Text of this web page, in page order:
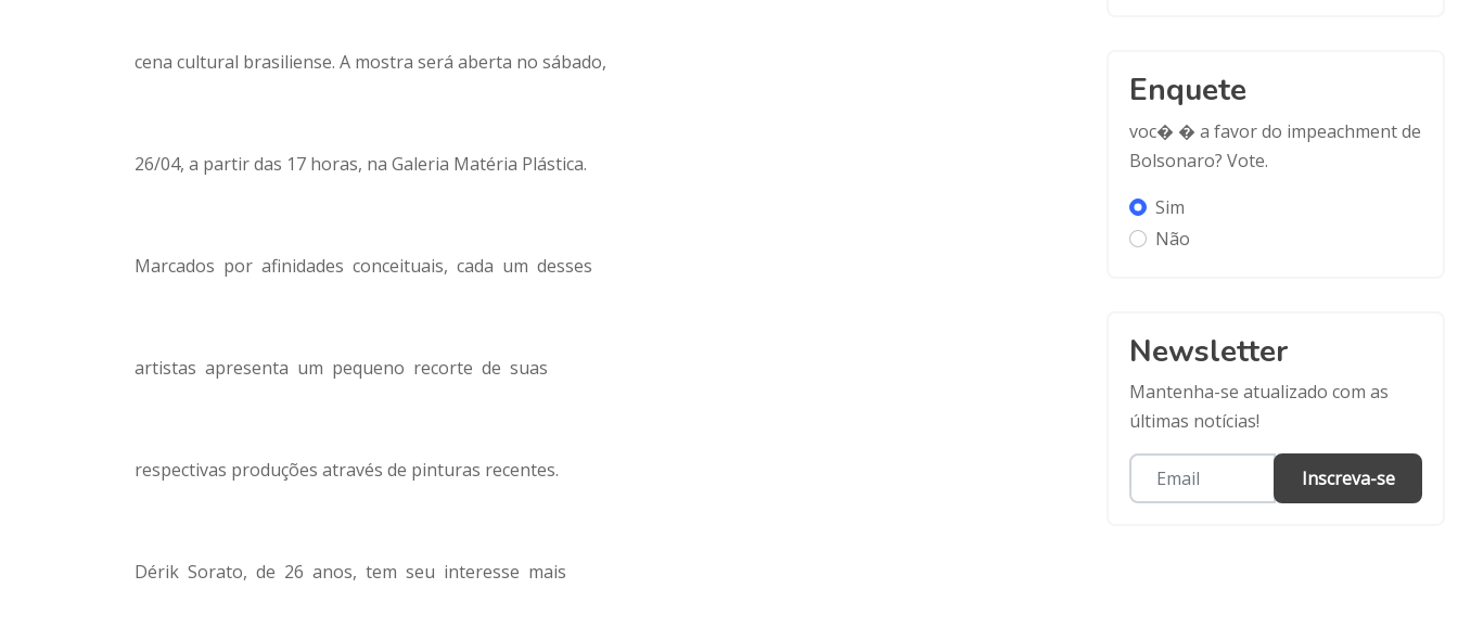
cena cultural brasiliense. A mostra será aberta no sábado,
26/04, a partir das 17 horas, na Galeria Matéria Plástica.
Marcados por afinidades conceituais, cada um desses
artistas apresenta um pequeno recorte de suas
respectivas produções através de pinturas recentes.
Dérik Sorato, de 26 anos, tem seu interesse mais
Enquete
voc� � a favor do impeachment de
Bolsonaro? Vote.
Sim
Não
Newsletter
Mantenha-se atualizado com as
últimas notícias!
Inscreva-se